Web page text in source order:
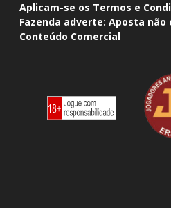
Aplicam-se os Termos e
Fazenda adverte: Aposta
Conteúdo Comercial